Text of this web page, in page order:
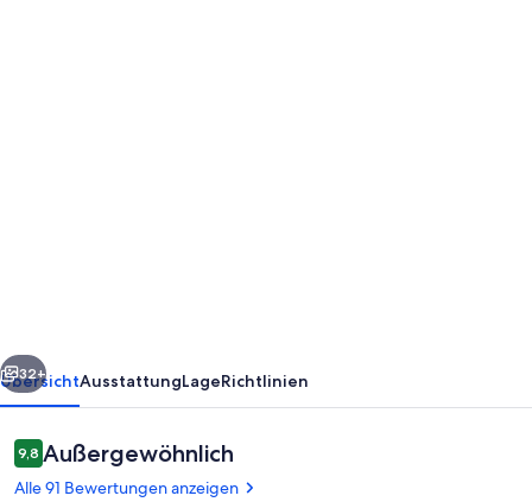
FARM
IN
HOLMES
BAY
Weiter
32+
ÜbersichtAusstattungLageRichtlinien
Bewertungen
9,89,8 von 10.
Außergewöhnlich
Alle 91 Bewertungen anzeigen